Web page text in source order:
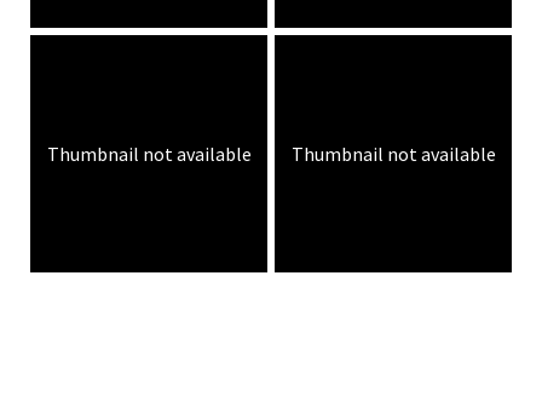
Thumbnail not available Thumbnail not available